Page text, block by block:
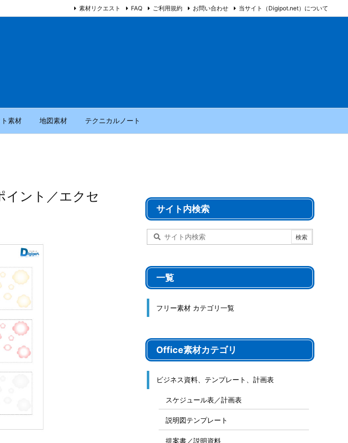
素材 地図素材 テクニカルノート
素材リクエスト FAQ ご利用規約 お問い合わせ 当サイト（Digipot.net）について
イント／エクセ
サイト内検索
一覧
フリー素材 カテゴリ一覧
Office素材カテゴリ
ビジネス資料、テンプレート、計画表
スケジュール表／計画表
説明図テンプレート
提案書／説明資料